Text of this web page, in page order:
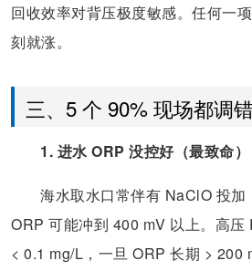
回收效率对背压极度敏感。任何一
刻就涨。
三、5 个 90% 现场都调
1. 进水 ORP 没控好（最致命）
海水取水口常伴有 NaClO 投加
ORP 可能冲到 400 mV 以上。高压
< 0.1 mg/L，一旦 ORP 长期 > 200